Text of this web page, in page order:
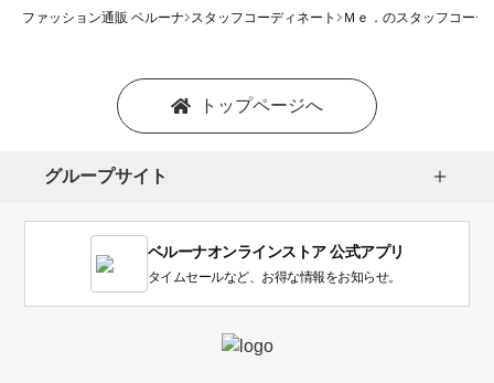
ファッション通販 ベルーナ スタッフコーディネート Ｍｅ．のスタッフコーデ
トップページへ
グループサイト
ベルーナオンラインストア 公式アプリ
タイムセールなど、お得な情報をお知らせ。